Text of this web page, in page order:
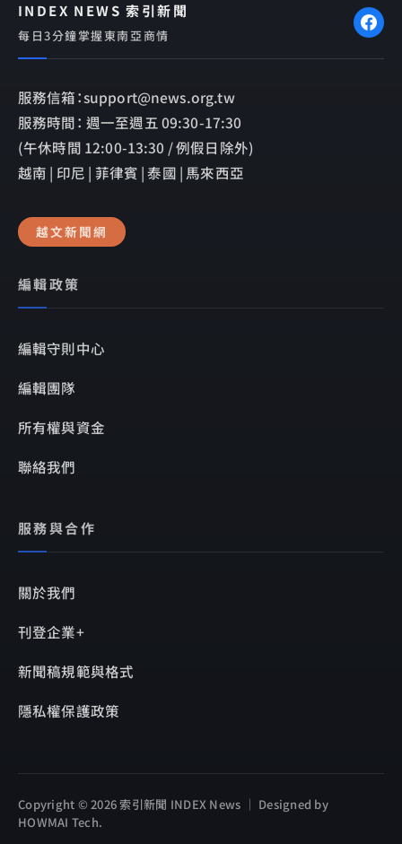
INDEX NEWS 索引新聞
每日3分鐘掌握東南亞商情
服務信箱：support@news.org.tw
服務時間： 週一至週五 09:30-17:30
(午休時間 12:00-13:30 / 例假日除外)
越南 | 印尼 | 菲律賓 | 泰國 | 馬來西亞
越文新聞網
編輯政策
編輯守則中心
編輯團隊
所有權與資金
聯絡我們
服務與合作
關於我們
刊登企業+
新聞稿規範與格式
隱私權保護政策
Copyright © 2026 索引新聞 INDEX News ｜ Designed by
HOWMAI Tech.